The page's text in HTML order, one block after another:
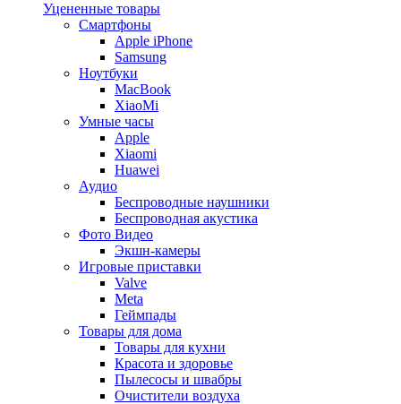
Уцененные товары
Cмартфоны
Apple iPhone
Samsung
Ноутбуки
MacBook
XiaoMi
Умные часы
Apple
Xiaomi
Huawei
Аудио
Беспроводные наушники
Беспроводная акустика
Фото Видео
Экшн-камеры
Игровые приставки
Valve
Meta
Геймпады
Товары для дома
Товары для кухни
Красота и здоровье
Пылесосы и швабры
Очистители воздуха